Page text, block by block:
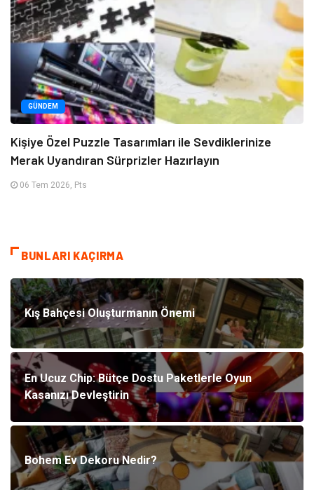
GÜNDEM
Kişiye Özel Puzzle Tasarımları ile Sevdiklerinize
Merak Uyandıran Sürprizler Hazırlayın
06 Tem 2026, Pts
BUNLARI KAÇIRMA
Kış Bahçesi Oluşturmanın Önemi
En Ucuz Chip: Bütçe Dostu Paketlerle Oyun
Kasanızı Devleştirin
Bohem Ev Dekoru Nedir?